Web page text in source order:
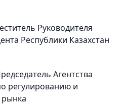
Руководителя
Республики Казахстан
Агентства
регулированию и